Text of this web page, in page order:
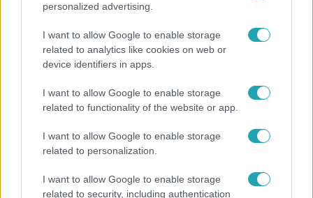
personalized advertising.
I want to allow Google to enable storage
related to analytics like cookies on web or
device identifiers in apps.
I want to allow Google to enable storage
related to functionality of the website or app.
I want to allow Google to enable storage
related to personalization.
I want to allow Google to enable storage
related to security, including authentication
Kitört a lecsó-láz! Íme 3 tuti recept az